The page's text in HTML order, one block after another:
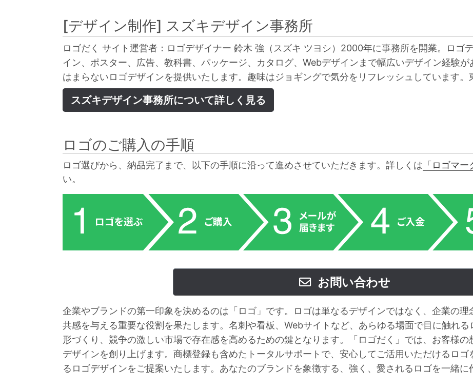
[デザイン制作] スズキデザイン事務所
ロゴだく サイト運営者：ロゴデザイナー 鈴木 強（スズキ ツヨシ）2000年に事務所を開業。ロゴ
イン、ポスター、広告、教科書、パッケージ、カタログ、Webデザインまで幅広いデザイン経験
はまらないロゴデザインを提供いたします。趣味はジョギングで気分をリフレッシュしています。
スズキデザイン事務所について詳しく見る
ロゴのご購入の手順
ロゴ選びから、納品完了まで、以下の手順に沿って進めさせていただきます。詳しくは 「ロゴマー
い。
お問い合わせ
企業やブランドの第一印象を決めるのは「ロゴ」です。ロゴは単なるデザインではなく、企業の理
共感を与える重要な役割を果たします。名刺や看板、Webサイトなど、あらゆる場面で目に触れ
形づくり、競争の激しい市場で存在感を高めるための鍵となります。「ロゴだく」では、お客様
デザインを創り上げます。商標登録も含めたトータルサポートで、安心してご活用いただけるロ
るロゴデザインをご提案いたします。あなたのブランドを象徴する、強く、愛されるロゴを一緒に